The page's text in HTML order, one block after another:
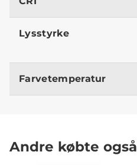
Lysstyrke
Farvetemperatur
Andre købte også